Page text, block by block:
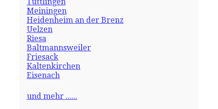
Meiningen
Heidenheim an der Brenz
Uelzen
Riesa
Baltmannsweiler
Friesack
Kaltenkirchen
Eisenach
und mehr ......